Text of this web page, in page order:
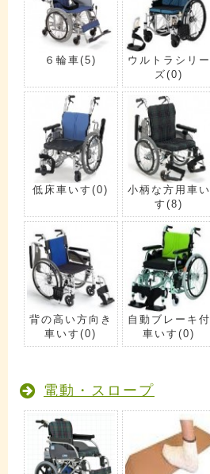
６輪車(5)
ウルトラシリー
ズ(0)
低床車いす(0)
小柄な方用車い
す(8)
背の高い方向き
車いす(0)
自動ブレーキ付
車いす(0)
電動・スロープ